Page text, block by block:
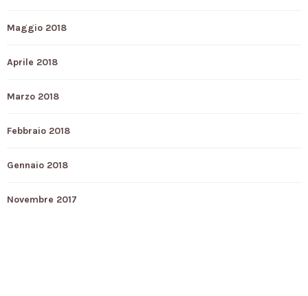
Maggio 2018
Aprile 2018
Marzo 2018
Febbraio 2018
Gennaio 2018
Novembre 2017